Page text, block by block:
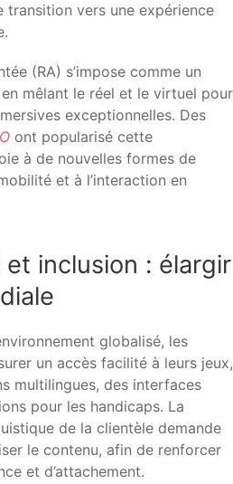
transition vers une expérience
(RA) s’impose comme un
mêlant le réel et le virtuel pour
exceptionnelles. Des
ont popularisé cette
à de nouvelles formes de
et à l’interaction en
inclusion : élargir
globalisé, les
un accès facilité à leurs jeux,
multilingues, des interfaces
pour les handicaps. La
de la clientèle demande
le contenu, afin de renforcer
et d’attachement.